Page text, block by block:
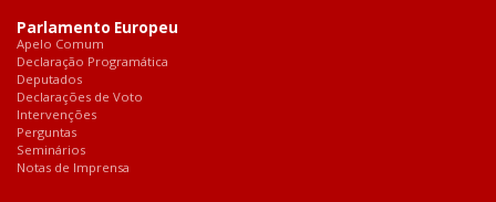
Parlamento Europeu
Apelo Comum
Declaração Programática
Deputados
Declarações de Voto
Intervenções
Perguntas
Seminários
Notas de Imprensa